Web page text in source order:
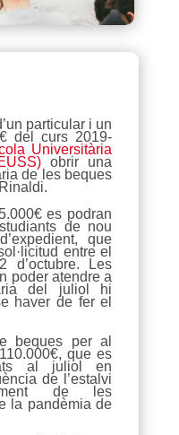
particular i un
del curs 2019-
Universitària
obrir una
de les beques
es podran
de nou
que
entre el
Les
poder atendre a
del juliol hi
haver de fer el
beques per al
que es
al juliol en
de l’estalvi
de les
la pandèmia de